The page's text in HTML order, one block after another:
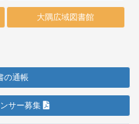
大隅広域図書館
の通帳
サー募集